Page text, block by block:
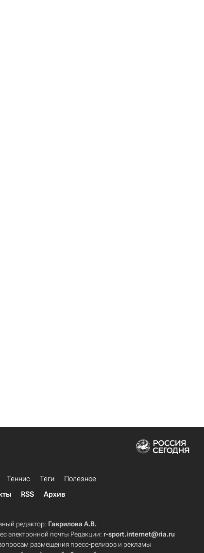
Теннис Теги
Полезное
RSS Архив
редактор: Гаврилова А.В.
электронной почты Редакции: r-sport.internet@ria.ru
размещения пресс-релизов и рекламы